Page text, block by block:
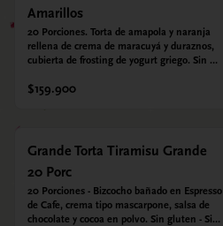
Amarillos
20 Porciones. Torta de amapola y naranja
rellena de crema de maracuyá y duraznos,
cubierta de frosting de yogurt griego. Sin
$159.900
Grande Torta Tiramisu Grande
20 Porc
20 Porciones - Bizcocho bañado en Espresso
de Cafe, crema tipo mascarpone, salsa de
chocolate y cocoa en polvo. Sin gluten - Sin